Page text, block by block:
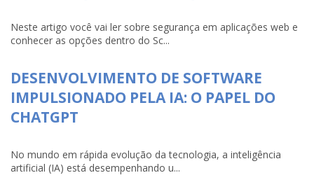
Neste artigo você vai ler sobre segurança em aplicações web e
conhecer as opções dentro do Sc...
DESENVOLVIMENTO DE SOFTWARE
IMPULSIONADO PELA IA: O PAPEL DO
CHATGPT
No mundo em rápida evolução da tecnologia, a inteligência
artificial (IA) está desempenhando u...